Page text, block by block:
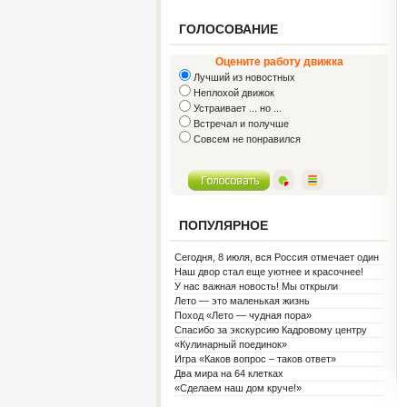
ГОЛОСОВАНИЕ
Оцените работу движка
Лучший из новостных
Неплохой движок
Устраивает ... но ...
Встречал и получше
Совсем не понравился
ПОПУЛЯРНОЕ
Сегодня, 8 июля, вся Россия отмечает один
из самых светлых праздников — День
семьи, любви и верности!
Наш двор стал еще уютнее и красочнее!
У нас важная новость! Мы открыли
Социальную гостиную.
Лето — это маленькая жизнь
Поход «Лето — чудная пора»
Спасибо за экскурсию Кадровому центру
«Кулинарный поединок»
Игра «Каков вопрос – таков ответ»
Два мира на 64 клетках
«Сделаем наш дом круче!»